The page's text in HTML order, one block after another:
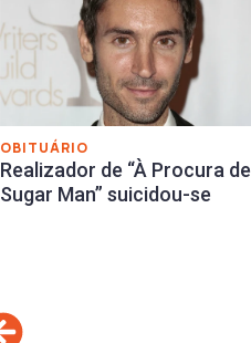
OBITUÁRIO
Realizador de “À Procura de
Sugar Man” suicidou-se